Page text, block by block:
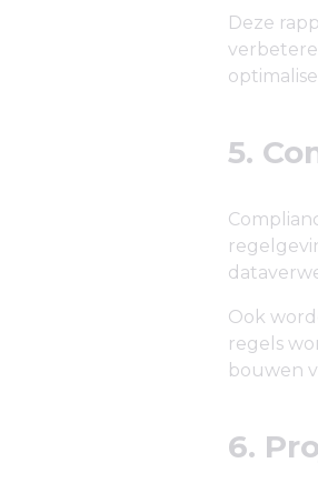
Deze
5.
Ook
regels
bouwen
6.